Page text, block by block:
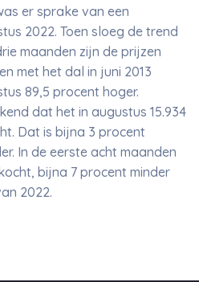
er sprake van een
2022. Toen sloeg de trend
maanden zijn de prijzen
met het dal in juni 2013
89,5 procent hoger.
dat het in augustus 15.934
Dat is bijna 3 procent
In de eerste acht maanden
bijna 7 procent minder
2022.